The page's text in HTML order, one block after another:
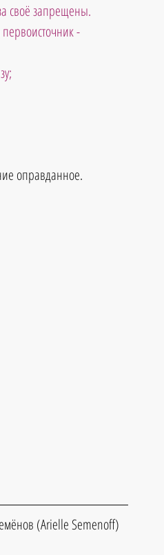
своё запрещены.
-
оправданное.
(Arielle Semenoff)